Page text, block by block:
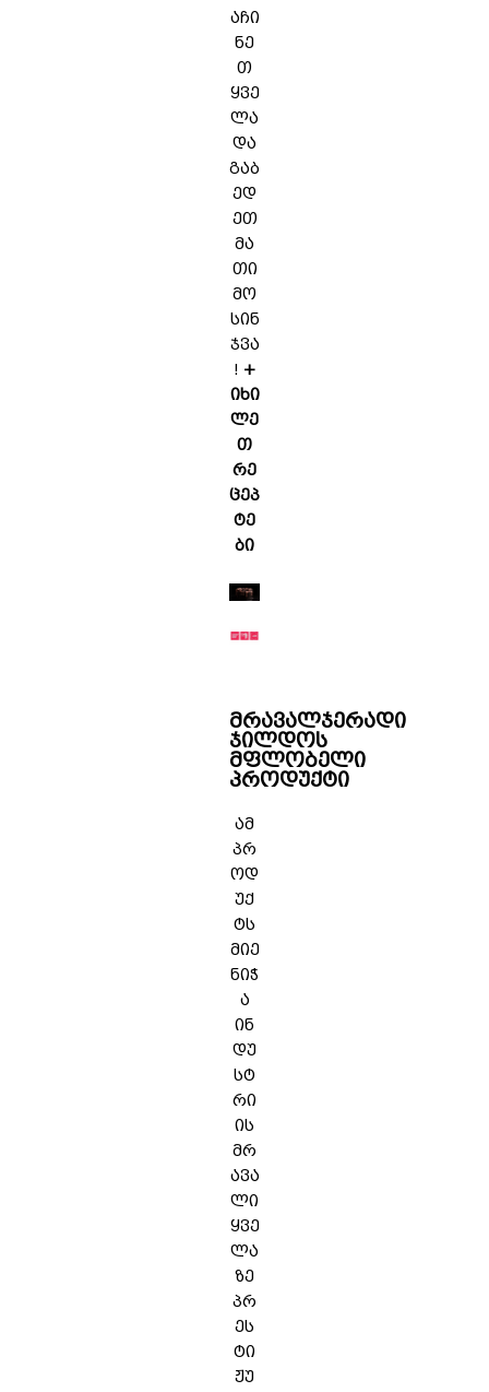
აჩი
ნე
თ
ყვე
ლა
და
გაბ
ედ
ეთ
მა
თი
მო
სინ
ჯვა
! +
იხი
ლე
თ
რე
ცეპ
ტე
ბი
მრავალჯერადი
ჯილდოს
მფლობელი
პროდუქტი
ამ
პრ
ოდ
უქ
ტს
მიე
ნიჭ
ა
ინ
დუ
სტ
რი
ის
მრ
ავა
ლი
ყვე
ლა
ზე
პრ
ეს
ტი
ჟუ